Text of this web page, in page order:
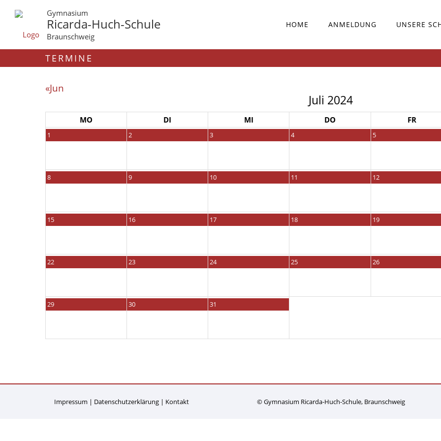
Gymnasium
Ricarda-Huch-Schule
Braunschweig
HOME ANMELDUNG UNSERE
TERMINE
«Jun
Juli 2024
MO DI MI DO FR
1 2 3 4 5
8 9 10 11 12
15 16 17 18 19
22 23 24 25 26
29 30 31
Impressum Datenschutzerklärung Kontakt © Gymnasium Ricarda-Huch-Schule, Braunschweig